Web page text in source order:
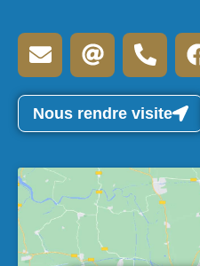
Nous rendre visite